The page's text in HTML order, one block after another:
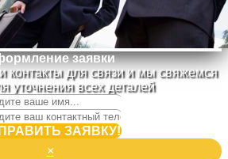
заявки
контакты для связи и мы свяжемся
уточнения всех деталей
ЗАЯВКУ!
×